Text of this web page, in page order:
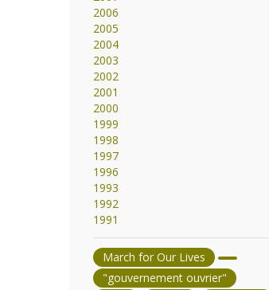
2006
2005
2004
2003
2002
2001
2000
1999
1998
1997
1996
1993
1992
1991
March for Our Lives
"gouvernement ouvrier"